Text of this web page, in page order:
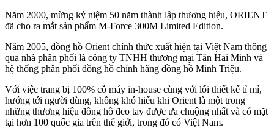
Năm 2000, mừng kỷ niệm 50 năm thành lập thương hiệu, ORIENT
đã cho ra mắt sản phẩm M-Force 300M Limited Edition.
Năm 2005, đồng hồ Orient chính thức xuất hiện tại Việt Nam thông
qua nhà phân phối là công ty TNHH thương mại Tân Hải Minh và
hệ thống phân phối đồng hồ chính hãng đồng hồ Minh Triệu.
Với việc trang bị 100% cỗ máy in-house cùng với lối thiết kế tỉ mỉ,
hướng tới người dùng, không khó hiểu khi Orient là một trong
những thương hiệu đồng hồ đeo tay được ưa chuộng nhất và có mặt
tại hơn 100 quốc gia trên thế giới, trong đó có Việt Nam.